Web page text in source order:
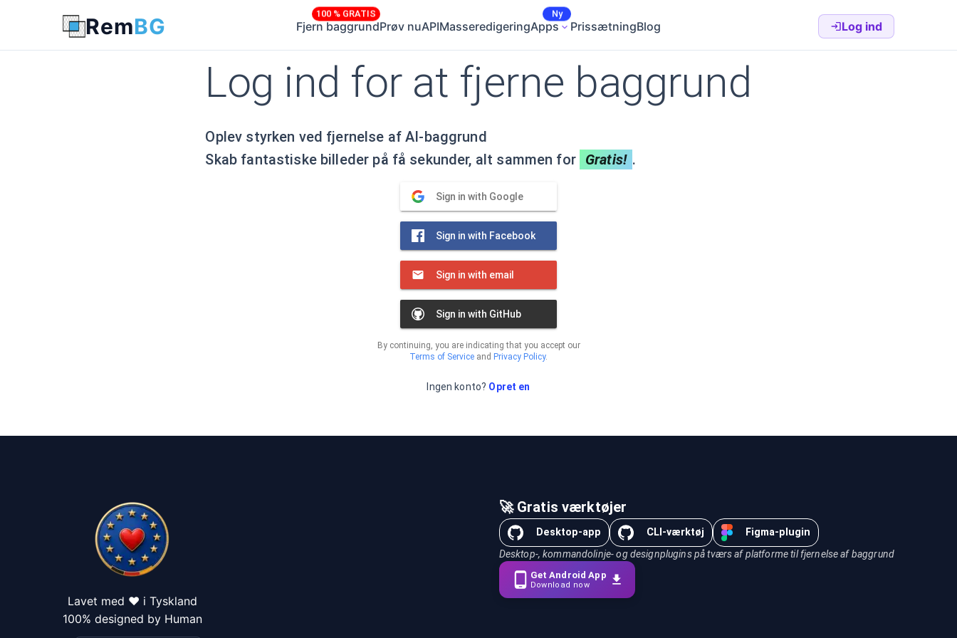
RemBG Fjern baggrund
100 % GRATIS
Prøv nuAPIMasseredigeringApps
Ny
PrissætningBlog Log ind
Log ind for at fjerne baggrund
Oplev styrken ved fjernelse af AI-baggrund
Skab fantastiske billeder på få sekunder, alt sammen for Gratis! .
Sign in with Google
Sign in with Facebook
Sign in with email
Sign in with GitHub
By continuing, you are indicating that you accept our
Terms of Service and Privacy Policy.
Ingen konto? Opret en
Lavet med ❤️ i Tyskland
100% designed by Human
🚀 Gratis værktøjer
Desktop-app CLI-værktøj Figma-plugin
Desktop-, kommandolinje- og designplugins på tværs af platforme til fjernelse af baggrund
Get Android App
Download now